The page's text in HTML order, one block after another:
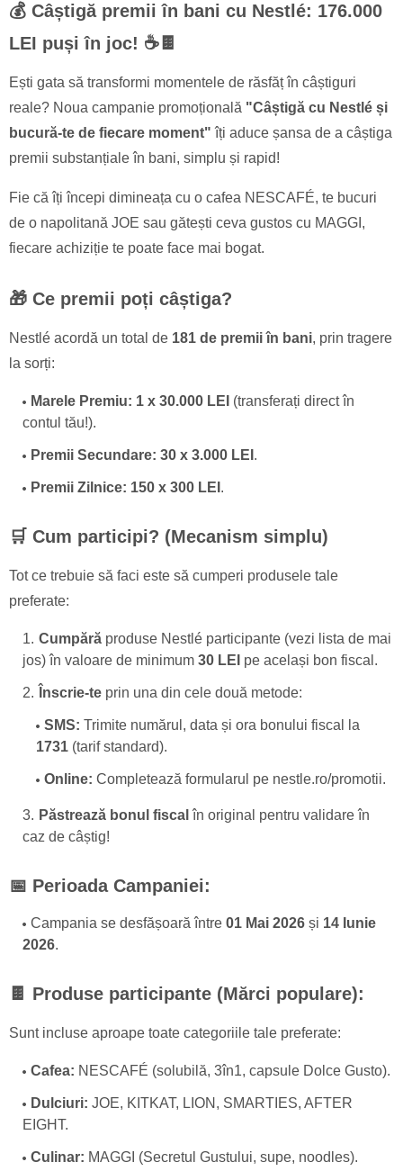
💰 Câștigă premii în bani cu Nestlé: 176.000
LEI puși în joc! ☕🍫
Ești gata să transformi momentele de răsfăț în câștiguri
reale? Noua campanie promoțională "Câștigă cu Nestlé și
bucură-te de fiecare moment" îți aduce șansa de a câștiga
premii substanțiale în bani, simplu și rapid!
Fie că îți începi dimineața cu o cafea NESCAFÉ, te bucuri
de o napolitană JOE sau gătești ceva gustos cu MAGGI,
fiecare achiziție te poate face mai bogat.
🎁 Ce premii poți câștiga?
Nestlé acordă un total de 181 de premii în bani, prin tragere
la sorți:
Marele Premiu: 1 x 30.000 LEI (transferați direct în
contul tău!).
Premii Secundare: 30 x 3.000 LEI .
Premii Zilnice: 150 x 300 LEI .
🛒 Cum participi? (Mecanism simplu)
Tot ce trebuie să faci este să cumperi produsele tale
preferate:
Cumpără produse Nestlé participante (vezi lista de mai
jos) în valoare de minimum 30 LEI pe același bon fiscal.
Înscrie-te prin una din cele două metode:
SMS: Trimite numărul, data și ora bonului fiscal la
1731 (tarif standard).
Online: Completează formularul pe nestle.ro/promotii.
Păstrează bonul fiscal în original pentru validare în
caz de câștig!
📅 Perioada Campaniei:
Campania se desfășoară între 01 Mai 2026 și 14 Iunie
2026.
🍫 Produse participante (Mărci populare):
Sunt incluse aproape toate categoriile tale preferate:
Cafea: NESCAFÉ (solubilă, 3în1, capsule Dolce Gusto).
Dulciuri: JOE, KITKAT, LION, SMARTIES, AFTER
EIGHT.
Culinar: MAGGI (Secretul Gustului, supe, noodles).